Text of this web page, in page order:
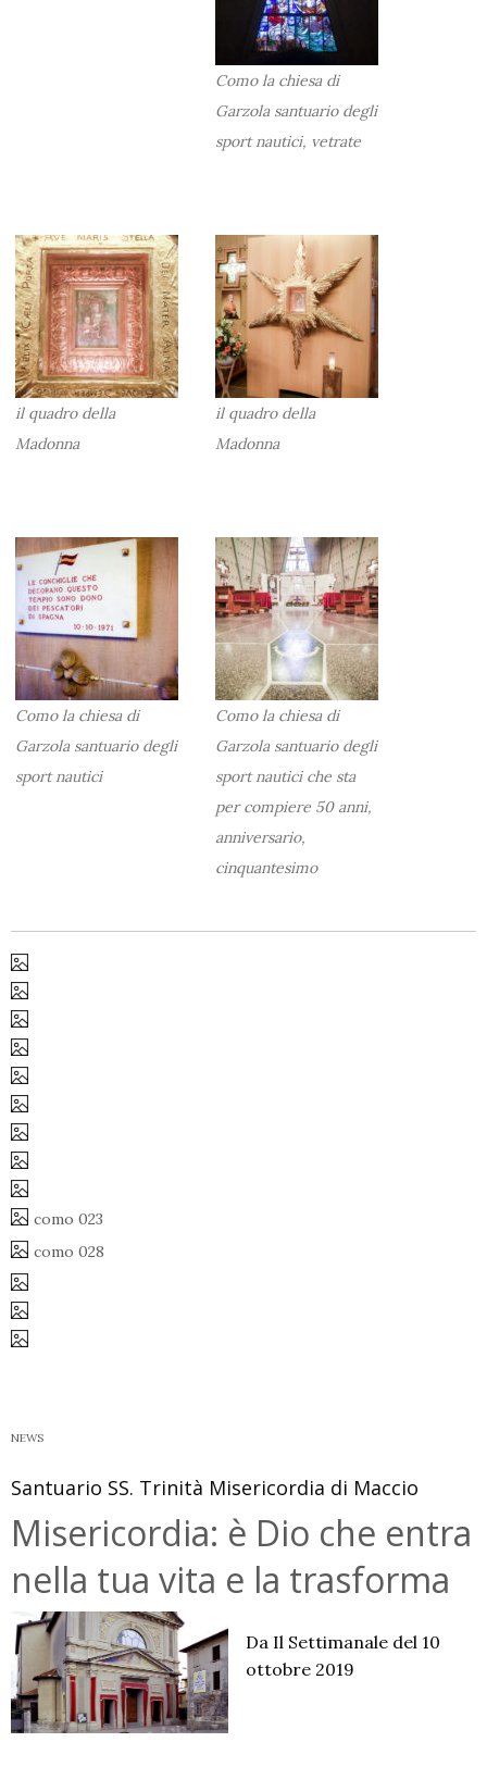
Como la chiesa di
Garzola santuario degli
sport nautici, vetrate
il quadro della
Madonna
il quadro della
Madonna
Como la chiesa di
Garzola santuario degli
sport nautici
Como la chiesa di
Garzola santuario degli
sport nautici che sta
per compiere 50 anni,
anniversario,
cinquantesimo
como 023
como 028
NEWS
Santuario SS. Trinità Misericordia di Maccio
Misericordia: è Dio che entra
nella tua vita e la trasforma
Da Il Settimanale del 10
ottobre 2019